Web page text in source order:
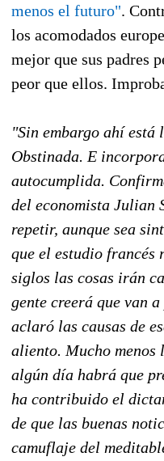
menos el futuro".
los acomodados
mejor que sus padres
peor que ellos.
"Sin embargo ahí está
Obstinada. E
autocumplida.
del economista Julian
repetir, aunque sea
que el estudio francés
siglos las cosas irán
gente creerá que van
aclaró las causas de
aliento. Mucho menos
algún día habrá que
ha contribuido el
de que las buenas
camuflaje del